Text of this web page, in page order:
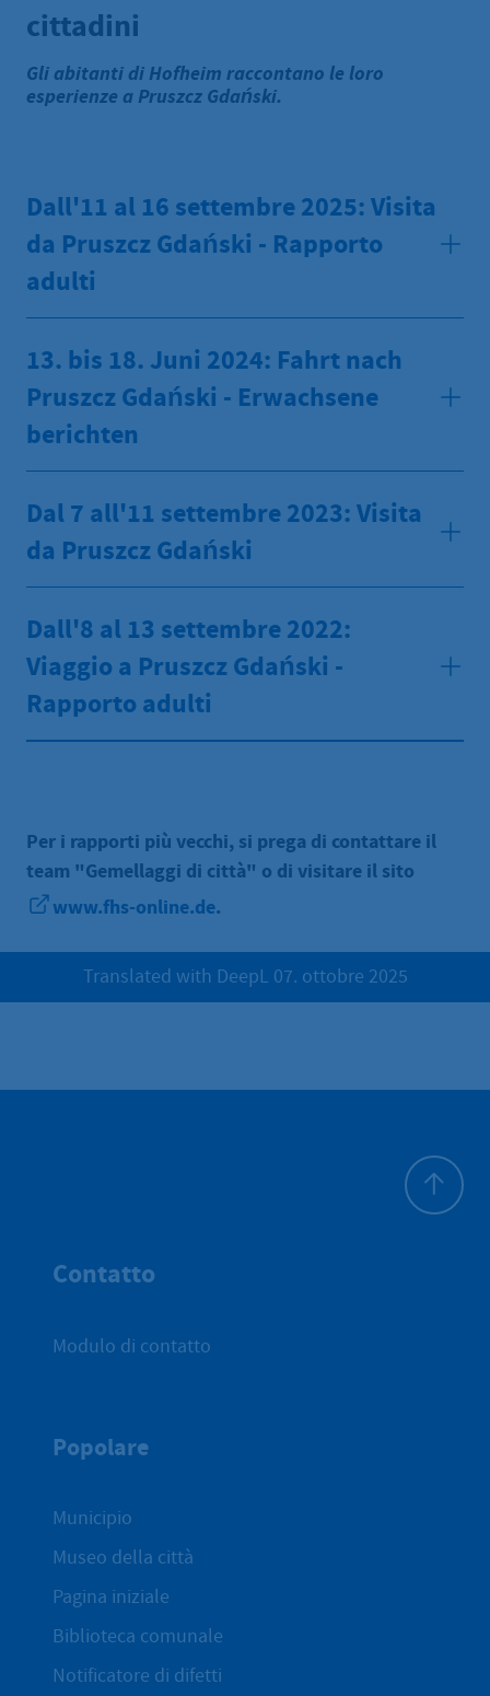
cittadini
Gli abitanti di Hofheim raccontano le loro
esperienze a Pruszcz Gdański.
Dall'11 al 16 settembre 2025: Visita
da Pruszcz Gdański - Rapporto
adulti
13. bis 18. Juni 2024: Fahrt nach
Pruszcz Gdański - Erwachsene
berichten
Dal 7 all'11 settembre 2023: Visita
da Pruszcz Gdański
Dall'8 al 13 settembre 2022:
Viaggio a Pruszcz Gdański -
Rapporto adulti
Per i rapporti più vecchi, si prega di contattare il
team "Gemellaggi di città" o di visitare il sito
www.fhs-online.de.
Translated with DeepL 07. ottobre 2025
Contatto
Modulo di contatto
Popolare
Municipio
Museo della città
Pagina iniziale
Biblioteca comunale
Notificatore di difetti